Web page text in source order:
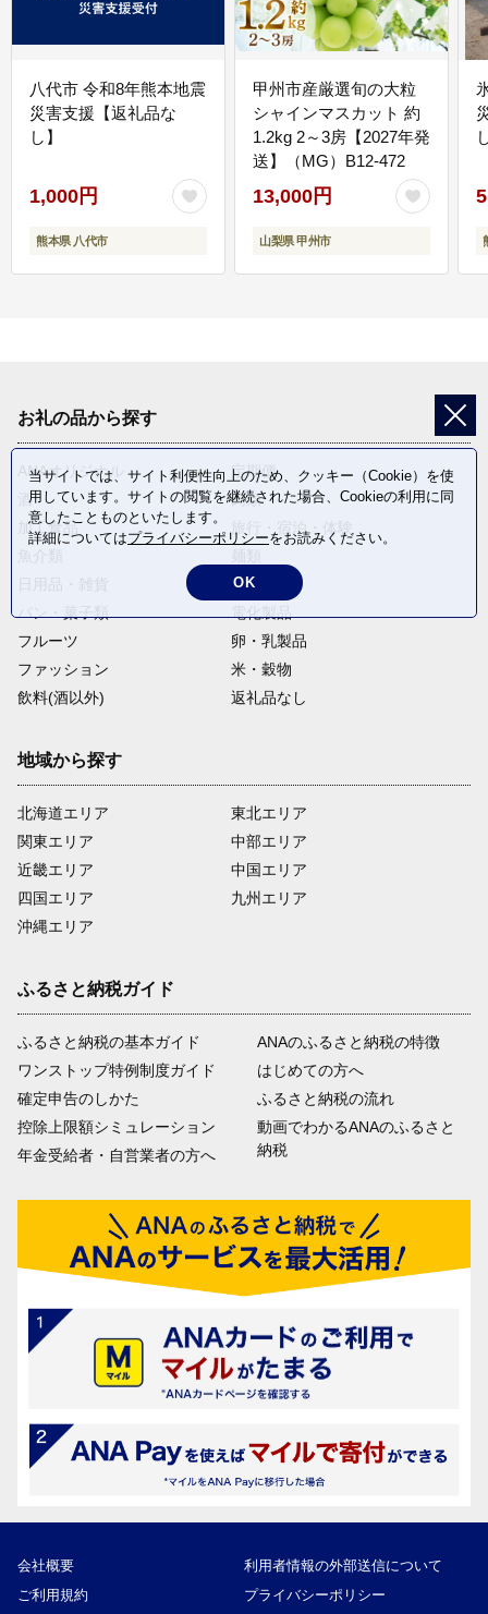
八代市 令和8年熊本地震
災害支援【返礼品な
し】
1,000円
熊本県 八代市
甲州市産厳選旬の大粒
シャインマスカット 約
1.2kg 2～3房【2027年発
送】（MG）B12-472
13,000円
山梨県 甲州市
お礼の品から探す
ANAオリジナル
定期便
酒
肉類
加工食品
旅行・宿泊・体験
野菜
フルーツ
卵・乳製品
ファッション
米・穀物
飲料(酒以外)
返礼品なし
地域から探す
北海道エリア
関東エリア
近畿エリア
四国エリア
沖縄エリア
東北エリア
中部エリア
中国エリア
九州エリア
ふるさと納税ガイド
ふるさと納税の基本ガイド
ワンストップ特例制度ガイド
確定申告のしかた
控除上限額シミュレーション
年金受給者・自営業者の方へ
ANAのふるさと納税の特徴
はじめての方へ
ふるさと納税の流れ
動画でわかるANAのふるさと
納税
会社概要
利用者情報の外部送信について
ご利用規約
プライバシーポリシー
当サイトでは、サイト利便性向上のため、クッキー（Cookie）を使
用しています。サイトの閲覧を継続された場合、Cookieの利用に同
意したことものといたします。
詳細についてはプライバシーポリシーをお読みください。
OK